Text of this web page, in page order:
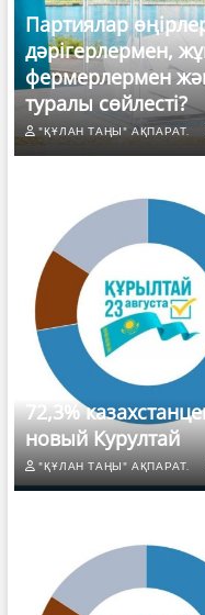
Партиялар
дәрігерлермен,
фермерлермен
туралы сөйлесті?
"ҚҰЛАН ТАҢЫ" АҚПАРАТ.
72,3%
новый Курултай
"ҚҰЛАН ТАҢЫ" АҚПАРАТ.